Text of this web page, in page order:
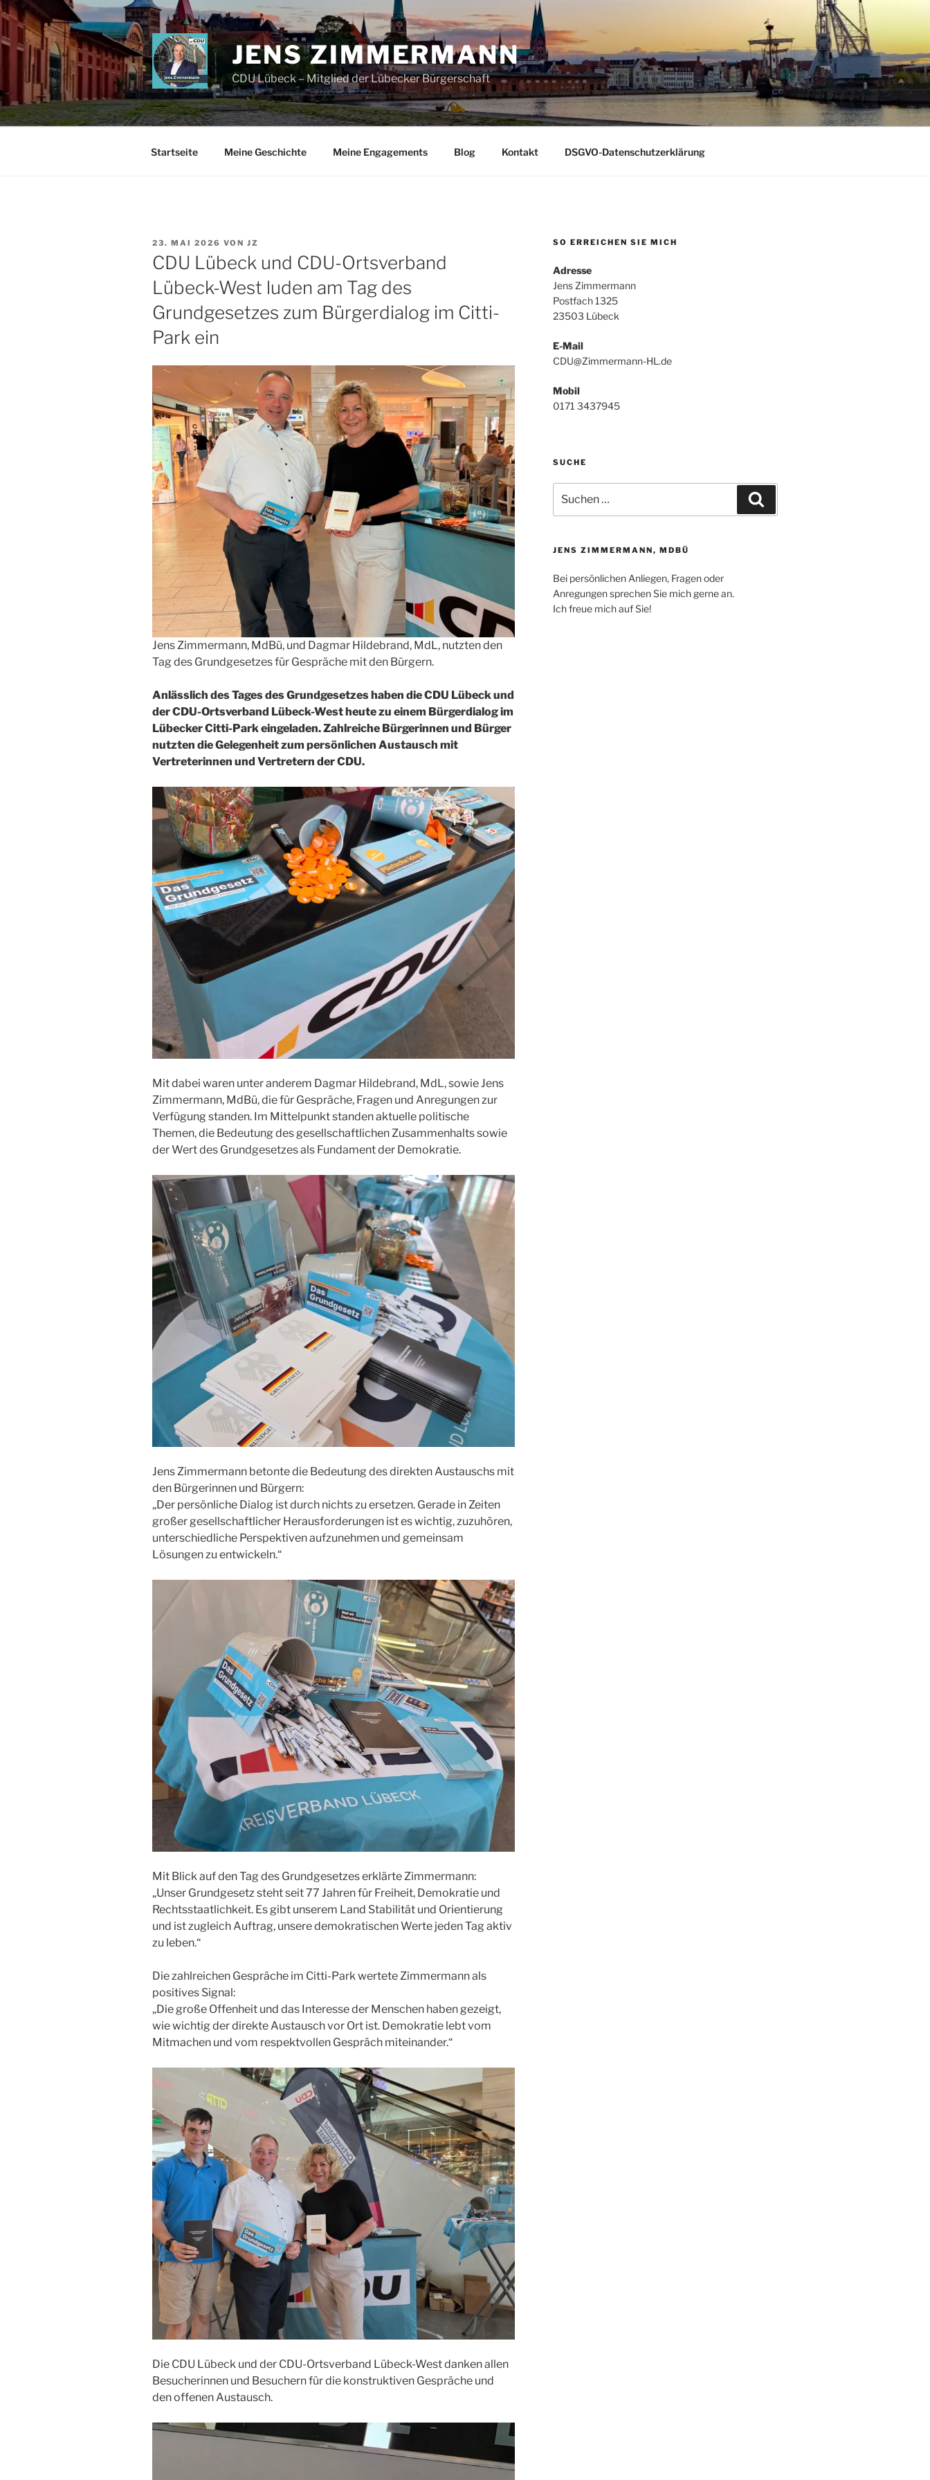
Zum
Inhalt
springen
JENS ZIMMERMANN
CDU Lübeck – Mitglied der Lübecker Bürgerschaft
Startseite Meine Geschichte Meine Engagements Blog Kontakt DSGVO-Datenschutzerklärung
VERÖFFENTLICHT
AM
23. MAI 2026 VON JZ
CDU Lübeck und CDU-Ortsverband
Lübeck-West luden am Tag des
Grundgesetzes zum Bürgerdialog im Citti-
Park ein
Jens Zimmermann, MdBü, und Dagmar Hildebrand, MdL, nutzten den
Tag des Grundgesetzes für Gespräche mit den Bürgern.
Anlässlich des Tages des Grundgesetzes haben die CDU Lübeck und
der CDU-Ortsverband Lübeck-West heute zu einem Bürgerdialog im
Lübecker Citti-Park eingeladen. Zahlreiche Bürgerinnen und Bürger
nutzten die Gelegenheit zum persönlichen Austausch mit
Vertreterinnen und Vertretern der CDU.
Mit dabei waren unter anderem Dagmar Hildebrand, MdL, sowie Jens
Zimmermann, MdBü, die für Gespräche, Fragen und Anregungen zur
Verfügung standen. Im Mittelpunkt standen aktuelle politische
Themen, die Bedeutung des gesellschaftlichen Zusammenhalts sowie
der Wert des Grundgesetzes als Fundament der Demokratie.
Jens Zimmermann betonte die Bedeutung des direkten Austauschs mit
den Bürgerinnen und Bürgern:
„Der persönliche Dialog ist durch nichts zu ersetzen. Gerade in Zeiten
großer gesellschaftlicher Herausforderungen ist es wichtig, zuzuhören,
unterschiedliche Perspektiven aufzunehmen und gemeinsam
Lösungen zu entwickeln.“
Mit Blick auf den Tag des Grundgesetzes erklärte Zimmermann:
„Unser Grundgesetz steht seit 77 Jahren für Freiheit, Demokratie und
Rechtsstaatlichkeit. Es gibt unserem Land Stabilität und Orientierung
und ist zugleich Auftrag, unsere demokratischen Werte jeden Tag aktiv
zu leben.“
Die zahlreichen Gespräche im Citti-Park wertete Zimmermann als
positives Signal:
„Die große Offenheit und das Interesse der Menschen haben gezeigt,
wie wichtig der direkte Austausch vor Ort ist. Demokratie lebt vom
Mitmachen und vom respektvollen Gespräch miteinander.“
Die CDU Lübeck und der CDU-Ortsverband Lübeck-West danken allen
Besucherinnen und Besuchern für die konstruktiven Gespräche und
den offenen Austausch.
SO ERREICHEN SIE MICH
Adresse
Jens Zimmermann
Postfach 1325
23503 Lübeck
E-Mail
CDU@Zimmermann-HL.de
Mobil
0171 3437945
SUCHE
nach:
JENS ZIMMERMANN, MDBÜ
Bei persönlichen Anliegen, Fragen oder
Anregungen sprechen Sie mich gerne an.
Ich freue mich auf Sie!